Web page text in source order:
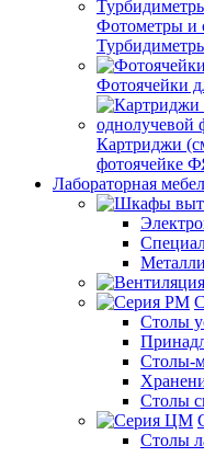
Фотометры и
Фотоячейки
Картриджи
фотоячейке
Лабораторная
Столы
Столы-
Столы
Столы